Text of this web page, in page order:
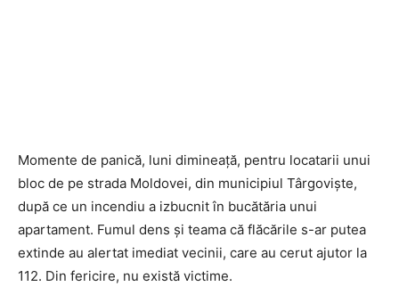
Momente de panică, luni dimineață, pentru locatarii unui
bloc de pe strada Moldovei, din municipiul Târgoviște,
după ce un incendiu a izbucnit în bucătăria unui
apartament. Fumul dens și teama că flăcările s-ar putea
extinde au alertat imediat vecinii, care au cerut ajutor la
112. Din fericire, nu există victime.